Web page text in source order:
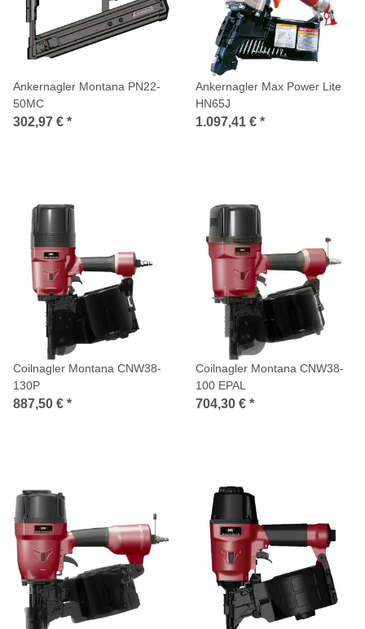
Ankernagler Montana PN22-
50MC
302,97 € *
Ankernagler Max Power Lite
HN65J
1.097,41 € *
Coilnagler Montana CNW38-
130P
887,50 € *
Coilnagler Montana CNW38-
100 EPAL
704,30 € *